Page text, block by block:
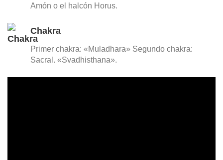
Amón o el halcón Horus.
Chakra
Primer chakra: «Muladhara» Segundo chakra:
Sacral. «Svadhisthana».